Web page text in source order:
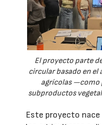
El proyecto parte
circular basado en
agrícolas —como
subproductos
Este proyecto